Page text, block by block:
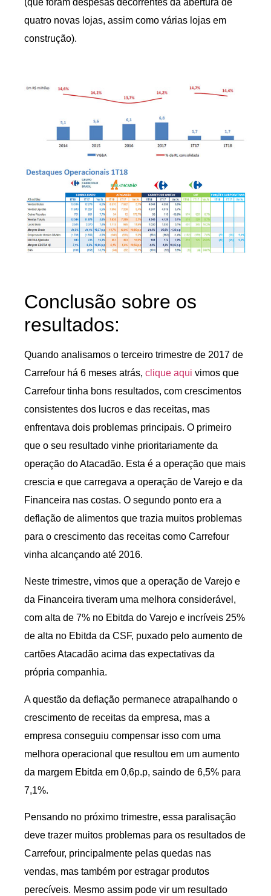
(que foram despesas decorrentes da abertura de
quatro novas lojas, assim como várias lojas em
construção).
Conclusão sobre os
resultados:
Quando analisamos o terceiro trimestre de 2017 de
Carrefour há 6 meses atrás, clique aqui vimos que
Carrefour tinha bons resultados, com crescimentos
consistentes dos lucros e das receitas, mas
enfrentava dois problemas principais. O primeiro
que o seu resultado vinhe prioritariamente da
operação do Atacadão. Esta é a operação que mais
crescia e que carregava a operação de Varejo e da
Financeira nas costas. O segundo ponto era a
deflação de alimentos que trazia muitos problemas
para o crescimento das receitas como Carrefour
vinha alcançando até 2016.
Neste trimestre, vimos que a operação de Varejo e
da Financeira tiveram uma melhora considerável,
com alta de 7% no Ebitda do Varejo e incríveis 25%
de alta no Ebitda da CSF, puxado pelo aumento de
cartões Atacadão acima das expectativas da
própria companhia.
A questão da deflação permanece atrapalhando o
crescimento de receitas da empresa, mas a
empresa conseguiu compensar isso com uma
melhora operacional que resultou em um aumento
da margem Ebitda em 0,6p.p, saindo de 6,5% para
7,1%.
Pensando no próximo trimestre, essa paralisação
deve trazer muitos problemas para os resultados de
Carrefour, principalmente pelas quedas nas
vendas, mas também por estragar produtos
perecíveis. Mesmo assim pode vir um resultado